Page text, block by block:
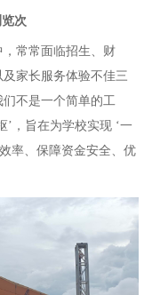
览次
常常面临招生、财
家长服务体验不佳三
不是一个简单的工
’，旨在为学校实现 ‘一
率、保障资金安全、优